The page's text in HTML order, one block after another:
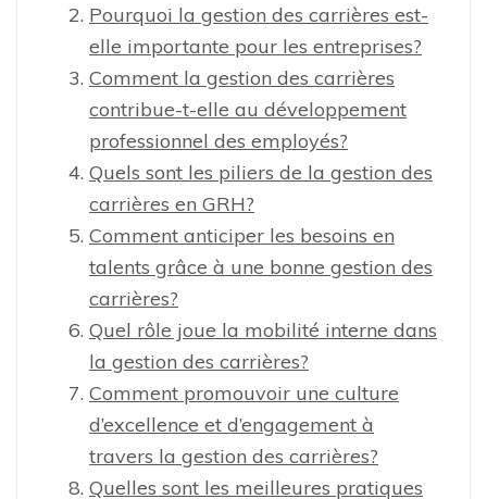
Pourquoi la gestion des carrières est-
elle importante pour les entreprises?
Comment la gestion des carrières
contribue-t-elle au développement
professionnel des employés?
Quels sont les piliers de la gestion des
carrières en GRH?
Comment anticiper les besoins en
talents grâce à une bonne gestion des
carrières?
Quel rôle joue la mobilité interne dans
la gestion des carrières?
Comment promouvoir une culture
d’excellence et d’engagement à
travers la gestion des carrières?
Quelles sont les meilleures pratiques